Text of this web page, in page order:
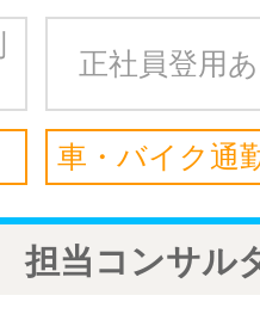
正社員登用
車・バイク通
担当コンサル